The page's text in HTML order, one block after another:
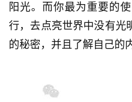
阳光。而你最为重要的
行，去点亮世界中没有光
的秘密，并且了解自己的